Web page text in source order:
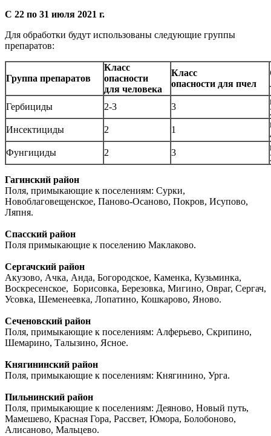
С 22 по 31 июля 2021 г.
Для обработки будут использованы следующие группы
препаратов:
Группа препаратов
Класс
опасности
для человека
Класс
опасности для пчел
Гербициды 2-3 3
Инсектициды
2 1
Фунгициды
2 3
Гагинский район
Поля, примыкающие к поселениям: Сурки,
Новоблаговещенское, Паново-Осаново, Покров, Исупово,
Ляпня.
Спасский район
Поля примыкающие к поселению Маклаково.
Сергачский район
Акузово, Ачка, Анда, Богородское, Каменка, Кузьминка,
Воскресенское, Борисовка, Березовка, Мигино, Овраг, Сергач,
Усовка, Шеменеевка, Лопатино, Кошкарово, Яново.
Сеченовский район
Поля, примыкающие к поселениям: Алферьево, Скрипино,
Шемарино, Талызино, Ясное.
Княгининский район
Поля, примыкающие к поселениям: Княгинино, Урга.
Пильнинский район
Поля, примыкающие к поселениям: Деяново, Новый путь,
Мамешево, Красная Гора, Рассвет, Юмора, Болобоново,
Алисаново, Мальцево.